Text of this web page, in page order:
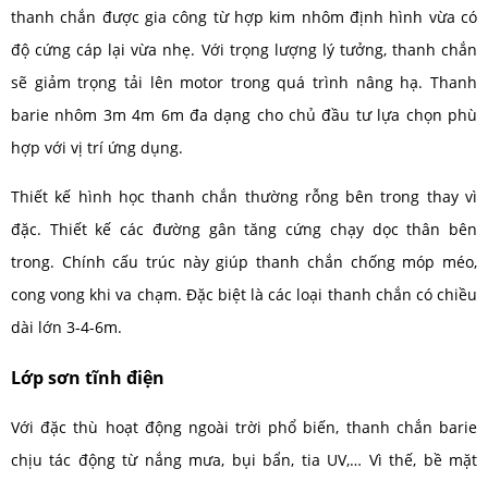
thanh chắn được gia công từ hợp kim nhôm định hình vừa có
độ cứng cáp lại vừa nhẹ. Với trọng lượng lý tưởng, thanh chắn
sẽ giảm trọng tải lên motor trong quá trình nâng hạ. Thanh
barie nhôm 3m 4m 6m đa dạng cho chủ đầu tư lựa chọn phù
hợp với vị trí ứng dụng.
Thiết kế hình học thanh chắn thường rỗng bên trong thay vì
đặc. Thiết kế các đường gân tăng cứng chạy dọc thân bên
trong. Chính cấu trúc này giúp thanh chắn chống móp méo,
cong vong khi va chạm. Đặc biệt là các loại thanh chắn có chiều
dài lớn 3-4-6m.
Lớp sơn tĩnh điện
Với đặc thù hoạt động ngoài trời phổ biến, thanh chắn barie
chịu tác động từ nắng mưa, bụi bẩn, tia UV,… Vì thế, bề mặt